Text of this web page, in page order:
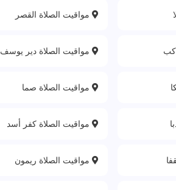
مواقيت الصلاة القصر
مواقيت الصلاة دير يوسف
مواقيت الصلاة صما
مواقيت الصلاة كفر أسد
مواقيت الصلاة ريمون